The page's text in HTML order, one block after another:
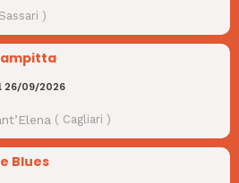
Sassari )
26/09/2026
( Cagliari )
Blues